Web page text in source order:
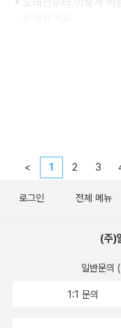
오래전부터 이렇게
모든 죽은 사람의 관
버리십시오. 그 얼굴
과거가 현재를 도울
과거가 현재를 도울
< 1 2 3
로그인 전체 메뉴
(주)
일반문의
1:1 문의